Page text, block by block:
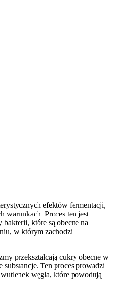
efektów fermentacji,
warunkach. Proces ten jest
które są obecne na
w którym zachodzi
przekształcają cukry obecne w
Ten proces prowadzi
węgla, które powodują